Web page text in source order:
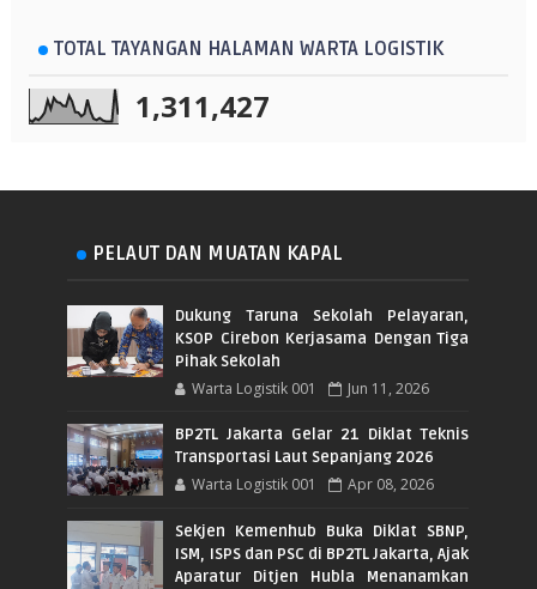
TOTAL TAYANGAN HALAMAN WARTA LOGISTIK
1,311,427
PELAUT DAN MUATAN KAPAL
Dukung Taruna Sekolah Pelayaran,
KSOP Cirebon Kerjasama Dengan Tiga
Pihak Sekolah
Warta Logistik 001 Jun 11, 2026
BP2TL Jakarta Gelar 21 Diklat Teknis
Transportasi Laut Sepanjang 2026
Warta Logistik 001 Apr 08, 2026
Sekjen Kemenhub Buka Diklat SBNP,
ISM, ISPS dan PSC di BP2TL Jakarta, Ajak
Aparatur Ditjen Hubla Menanamkan